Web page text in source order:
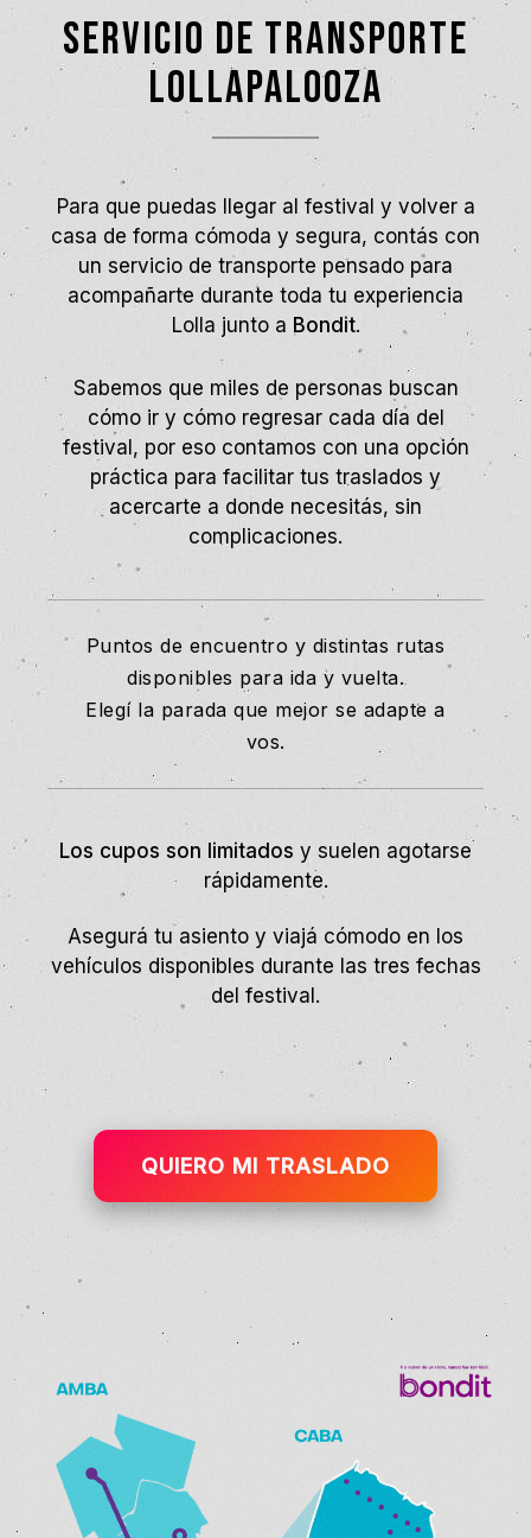
SERVICIO DE TRANSPORTE
LOLLAPALOOZA
Para que puedas llegar al festival y volver a
casa de forma cómoda y segura, contás con
un servicio de transporte pensado para
acompañarte durante toda tu experiencia
Lolla junto a Bondit.
Sabemos que miles de personas buscan
cómo ir y cómo regresar cada día del
festival, por eso contamos con una opción
práctica para facilitar tus traslados y
acercarte a donde necesitás, sin
complicaciones.
Puntos de encuentro y distintas rutas
disponibles para ida y vuelta.
Elegí la parada que mejor se adapte a
vos.
Los cupos son limitados y suelen agotarse
rápidamente.
Asegurá tu asiento y viajá cómodo en los
vehículos disponibles durante las tres fechas
del festival.
QUIERO MI TRASLADO